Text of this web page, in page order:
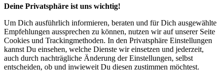
Deine Privatsphäre ist uns wichtig!
Um Dich ausführlich informieren, beraten und für Dich ausgewählte
Empfehlungen aussprechen zu können, nutzen wir auf unserer Seite
Cookies und Trackingmethoden. In den Privatsphäre Einstellungen
kannst Du einsehen, welche Dienste wir einsetzen und jederzeit,
auch durch nachträgliche Änderung der Einstellungen, selbst
entscheiden, ob und inwieweit Du diesen zustimmen möchtest.